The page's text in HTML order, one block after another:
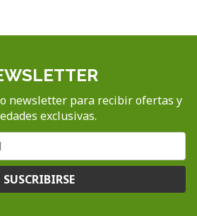
newsletter para recibir ofertas y
exclusivas.
SUSCRIBIRSE